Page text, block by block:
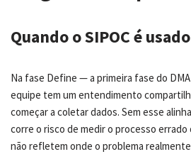
Quando o SIPOC é
Na fase Define — a primeira fase do
equipe tem um entendimento
começar a coletar dados. Sem esse
corre o risco de medir o processo
não refletem onde o problema